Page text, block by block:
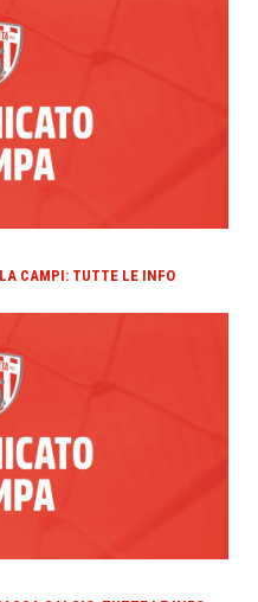
CAMPI: TUTTE LE INFO